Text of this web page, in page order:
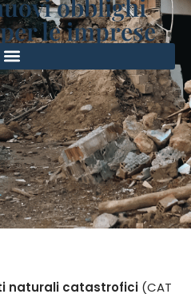
obblighi
le imprese
naturali catastrofici (CAT